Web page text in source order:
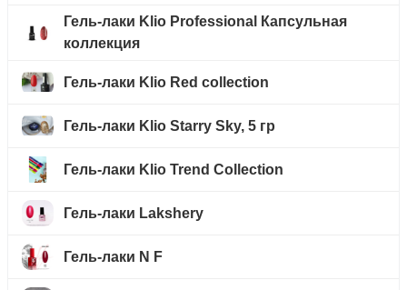
Гель-лаки Klio Professional Капсульная
коллекция
Гель-лаки Klio Red collection
Гель-лаки Klio Starry Sky, 5 гр
Гель-лаки Klio Trend Collection
Гель-лаки Lakshery
Гель-лаки N F